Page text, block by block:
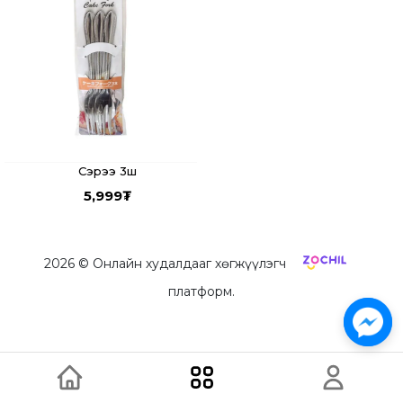
Сэрээ 3ш
5,999₮
2026© Онлайн худалдааг хөгжүүлэгч
платформ.